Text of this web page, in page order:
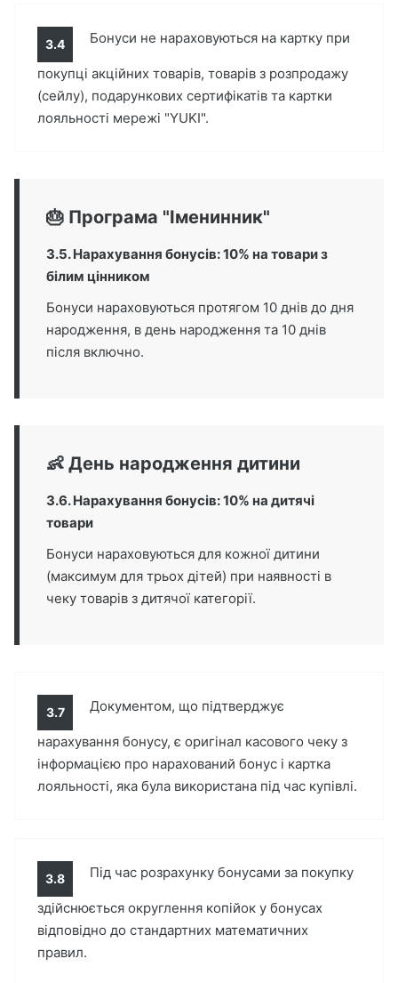
3.4 Бонуси не нараховуються на картку при
покупці акційних товарів, товарів з розпродажу
(сейлу), подарункових сертифікатів та картки
лояльності мережі "YUKI".
🎂 Програма "Іменинник"
3.5. Нарахування бонусів: 10% на товари з
білим цінником
Бонуси нараховуються протягом 10 днів до дня
народження, в день народження та 10 днів
після включно.
👶 День народження дитини
3.6. Нарахування бонусів: 10% на дитячі
товари
Бонуси нараховуються для кожної дитини
(максимум для трьох дітей) при наявності в
чеку товарів з дитячої категорії.
3.7 Документом, що підтверджує
нарахування бонусу, є оригінал касового чеку з
інформацією про нарахований бонус і картка
лояльності, яка була використана під час купівлі.
3.8 Під час розрахунку бонусами за покупку
здійснюється округлення копійок у бонусах
відповідно до стандартних математичних
правил.